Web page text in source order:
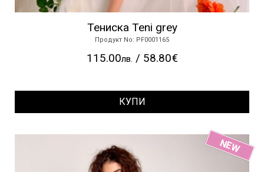
Тениска Teni grey
Продукт No: PF0001165
115.00лв. / 58.80€
КУПИ
NEW